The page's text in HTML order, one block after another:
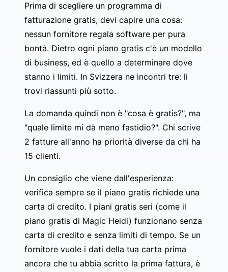
Prima di scegliere un programma di
fatturazione gratis, devi capire una cosa:
nessun fornitore regala software per pura
bontà. Dietro ogni piano gratis c'è un modello
di business, ed è quello a determinare dove
stanno i limiti. In Svizzera ne incontri tre: li
trovi riassunti più sotto.
La domanda quindi non è "cosa è gratis?", ma
"quale limite mi dà meno fastidio?". Chi scrive
2 fatture all'anno ha priorità diverse da chi ha
15 clienti.
Un consiglio che viene dall'esperienza:
verifica sempre se il piano gratis richiede una
carta di credito. I piani gratis seri (come il
piano gratis di Magic Heidi) funzionano senza
carta di credito e senza limiti di tempo. Se un
fornitore vuole i dati della tua carta prima
ancora che tu abbia scritto la prima fattura, è